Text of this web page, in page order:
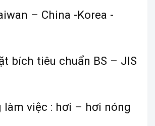
– China -Korea -
bích tiêu chuẩn BS – JIS
việc : hơi – hơi nóng